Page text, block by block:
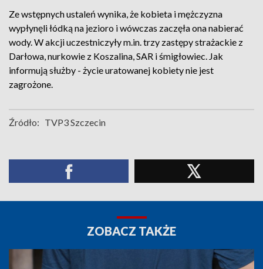
Ze wstępnych ustaleń wynika, że kobieta i mężczyzna
wypłynęli łódką na jezioro i wówczas zaczęła ona nabierać
wody. W akcji uczestniczyły m.in. trzy zastępy strażackie z
Darłowa, nurkowie z Koszalina, SAR i śmigłowiec. Jak
informują służby - życie uratowanej kobiety nie jest
zagrożone.
Źródło: TVP3 Szczecin
ZOBACZ TAKŻE